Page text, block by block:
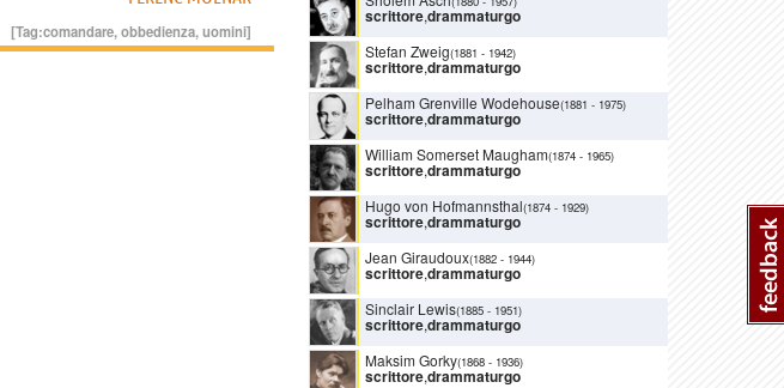
[Tag:comandare,obbedienza,uomini]
scrittore,drammaturgo
Stefan Zweig(1881 - 1942)
scrittore,drammaturgo
Pelham Grenville Wodehouse(1881 - 1975)
scrittore,drammaturgo
William Somerset Maugham(1874 - 1965)
scrittore,drammaturgo
Hugo von Hofmannsthal(1874 - 1929)
scrittore,drammaturgo
Jean Giraudoux(1882 - 1944)
scrittore,drammaturgo
Sinclair Lewis(1885 - 1951)
scrittore,drammaturgo
Maksim Gorky(1868 - 1936)
scrittore,drammaturgo